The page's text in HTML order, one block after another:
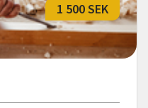
1 500 SEK